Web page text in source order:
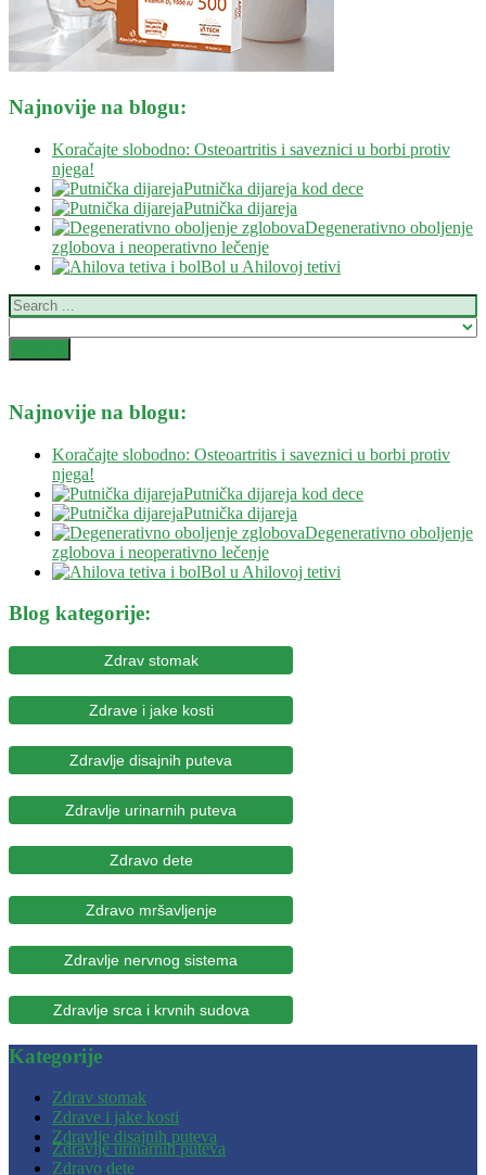
Najnovije na blogu:
Koračajte slobodno: Osteoartritis i saveznici u borbi protiv
njega!
Putnička dijareja kod dece
Putnička dijareja
Degenerativno oboljenje
zglobova i neoperativno lečenje
Bol u Ahilovoj tetivi
Najnovije na blogu:
Koračajte slobodno: Osteoartritis i saveznici u borbi protiv
njega!
Putnička dijareja kod dece
Putnička dijareja
Degenerativno oboljenje
zglobova i neoperativno lečenje
Bol u Ahilovoj tetivi
Blog kategorije:
Zdrav stomak
Zdrave i jake kosti
Zdravlje disajnih puteva
Zdravlje urinarnih puteva
Zdravo dete
Zdravo mršavljenje
Zdravlje nervnog sistema
Zdravlje srca i krvnih sudova
Kategorije
Zdrav stomak
Zdrave i jake kosti
Zdravlje disajnih puteva
Zdravlje urinarnih puteva
Zdravo dete